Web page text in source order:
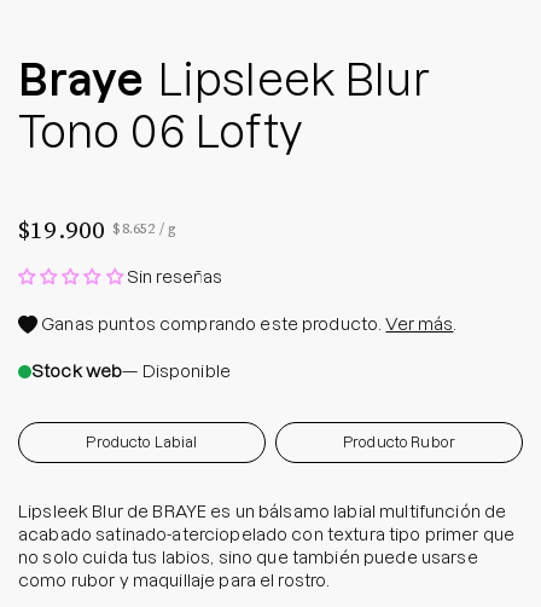
Braye Lipsleek Blur
Tono 06 Lofty
$19.900 Precio por unidad
$8.652 /por
g
Sin reseñas
Ganas puntos comprando este producto.Ver más
Stock web— Disponible
Producto Labial Producto Rubor
Lipsleek Blur de BRAYE es un bálsamo labial multifunción de
acabado satinado-aterciopelado con textura tipo primer que
no solo cuida tus labios, sino que también puede usarse
como rubor y maquillaje para el rostro.